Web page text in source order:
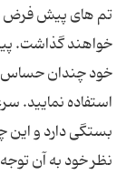
تم های پیش فرض
خواهند گذاشت.
خود چندان حساس
استفاده نمایید.
بستگی دارد و این
نظر خود به آن